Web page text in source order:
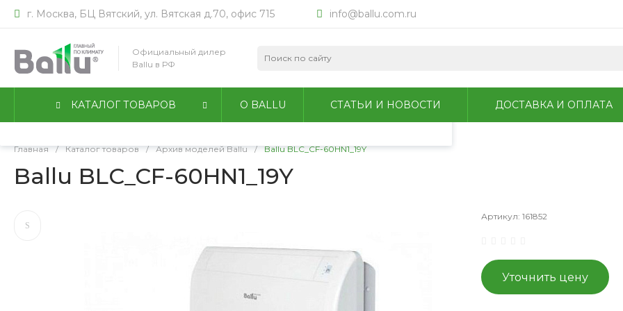
работы сайта. Оставаясь на сайте, вы соглашаетесь с
конфиденциальности.
Принимаю Подробнее
г. Москва, БЦ Вятский, ул. Вятская д.70, офис 715 info@ballu.com.ru
Официальный дилер
Ballu в РФ
КАТАЛОГ ТОВАРОВ О BALLU СТАТЬИ И НОВОСТИ ДОСТАВКА И ОПЛАТА
Главная / Каталог товаров / Архив моделей Ballu / Ballu BLC_CF-60HN1_19Y
Ballu BLC_CF-60HN1_19Y
Артикул: 161852
Уточнить цену